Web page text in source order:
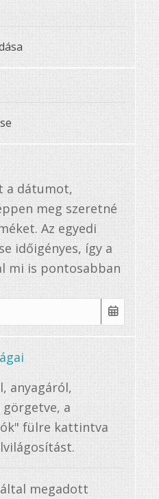
a dátumot,
meg szeretné
Az egyedi
időigényes, így a
mi is pontosabban
anyagáról,
a
fülre kattintva
megadott